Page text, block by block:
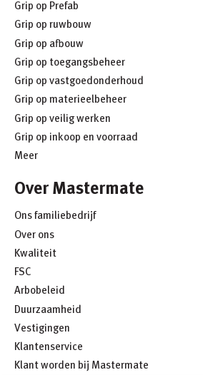
Grip op Prefab
Grip op ruwbouw
Grip op afbouw
Grip op toegangsbeheer
Grip op vastgoedonderhoud
Grip op materieelbeheer
Grip op veilig werken
Grip op inkoop en voorraad
Meer
Over Mastermate
Ons familiebedrijf
Over ons
Kwaliteit
FSC
Arbobeleid
Duurzaamheid
Vestigingen
Klantenservice
Klant worden bij Mastermate